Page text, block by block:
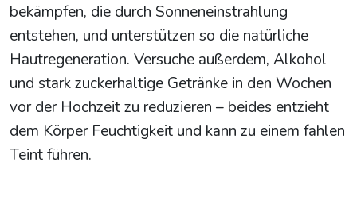
bekämpfen, die durch Sonneneinstrahlung
entstehen, und unterstützen so die natürliche
Hautregeneration. Versuche außerdem, Alkohol
und stark zuckerhaltige Getränke in den Wochen
vor der Hochzeit zu reduzieren – beides entzieht
dem Körper Feuchtigkeit und kann zu einem fahlen
Teint führen.